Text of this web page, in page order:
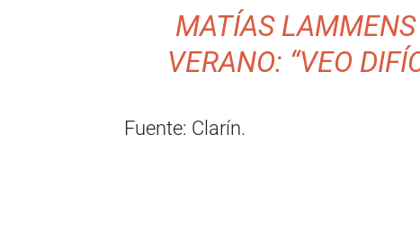
MATÍAS
VERANO: “VEO
Fuente: Clarín.